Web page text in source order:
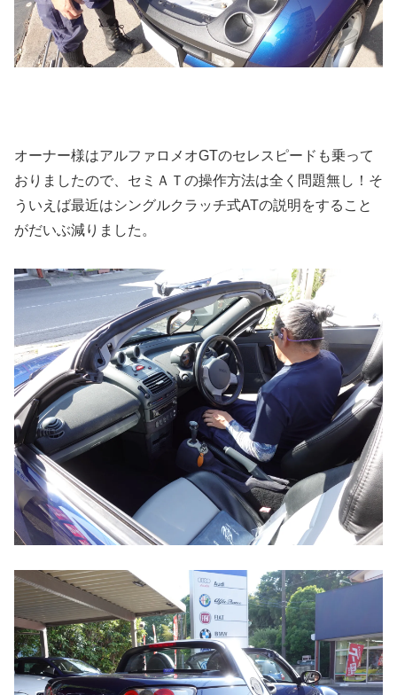
オーナー様はアルファロメオGTのセレスピードも乗って
おりましたので、セミＡＴの操作方法は全く問題無し！そ
ういえば最近はシングルクラッチ式ATの説明をすること
がだいぶ減りました。